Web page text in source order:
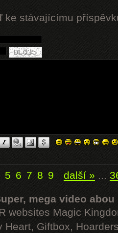
ke stávajícímu
5 6 7 8 9 další » ...
mega video abou
websites Magic
Heart, Giftbox,